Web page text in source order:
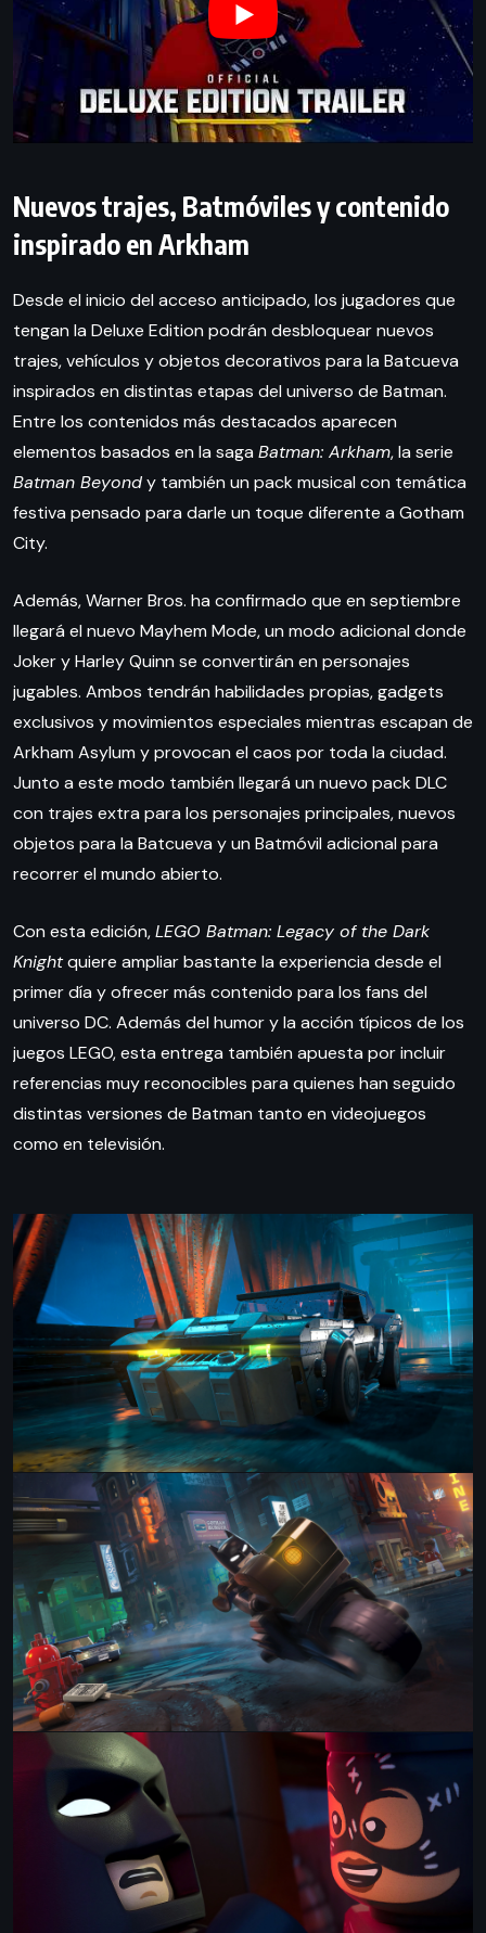
Nuevos trajes, Batmóviles y contenido
inspirado en Arkham
Desde el inicio del acceso anticipado, los jugadores que
tengan la Deluxe Edition podrán desbloquear nuevos
trajes, vehículos y objetos decorativos para la Batcueva
inspirados en distintas etapas del universo de Batman.
Entre los contenidos más destacados aparecen
elementos basados en la saga Batman: Arkham, la serie
Batman Beyondy también un pack musical con temática
festiva pensado para darle un toque diferente a Gotham
City.
Además, Warner Bros. ha confirmado que en septiembre
llegará el nuevo Mayhem Mode, un modo adicional donde
Joker y Harley Quinn se convertirán en personajes
jugables. Ambos tendrán habilidades propias, gadgets
exclusivos y movimientos especiales mientras escapan de
Arkham Asylum y provocan el caos por toda la ciudad.
Junto a este modo también llegará un nuevo pack DLC
con trajes extra para los personajes principales, nuevos
objetos para la Batcueva y un Batmóvil adicional para
recorrer el mundo abierto.
Con esta edición,LEGO Batman: Legacy of the Dark
Knightquiere ampliar bastante la experiencia desde el
primer día y ofrecer más contenido para los fans del
universo DC. Además del humor y la acción típicos de los
juegos LEGO, esta entrega también apuesta por incluir
referencias muy reconocibles para quienes han seguido
distintas versiones de Batman tanto en videojuegos
como en televisión.